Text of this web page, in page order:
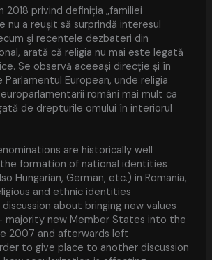
2018 privind definiția „familiei
nu a reușit să surprindă interesul
şi recentele dezbateri din
arată că religia nu mai este legată
Se observă aceeași direcție și în
European, unde religia
români mai mult ca
de drepturile omului în interiorul
are historically well
formation of national identities
Hungarian, German, etc.) in Romania,
and ethnic identities
about bringing new values
majority new Member States into the
2007 and afterwards left
to give place to another discussion